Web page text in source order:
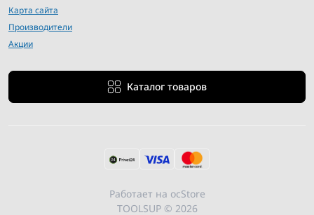
Карта сайта
Производители
Акции
Каталог товаров
Работает на ocStore
TOOLSUP © 2026